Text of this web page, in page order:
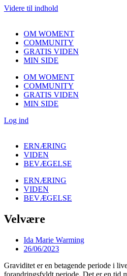
Videre til indhold
OM WOMENT
COMMUNITY
GRATIS VIDEN
MIN SIDE
OM WOMENT
COMMUNITY
GRATIS VIDEN
MIN SIDE
Log ind
ERNÆRING
VIDEN
BEVÆGELSE
ERNÆRING
VIDEN
BEVÆGELSE
Velvære
Ida Marie Warming
26/06/2023
Graviditet er en betagende periode i
forandringsfyldt periode. Det er en tid